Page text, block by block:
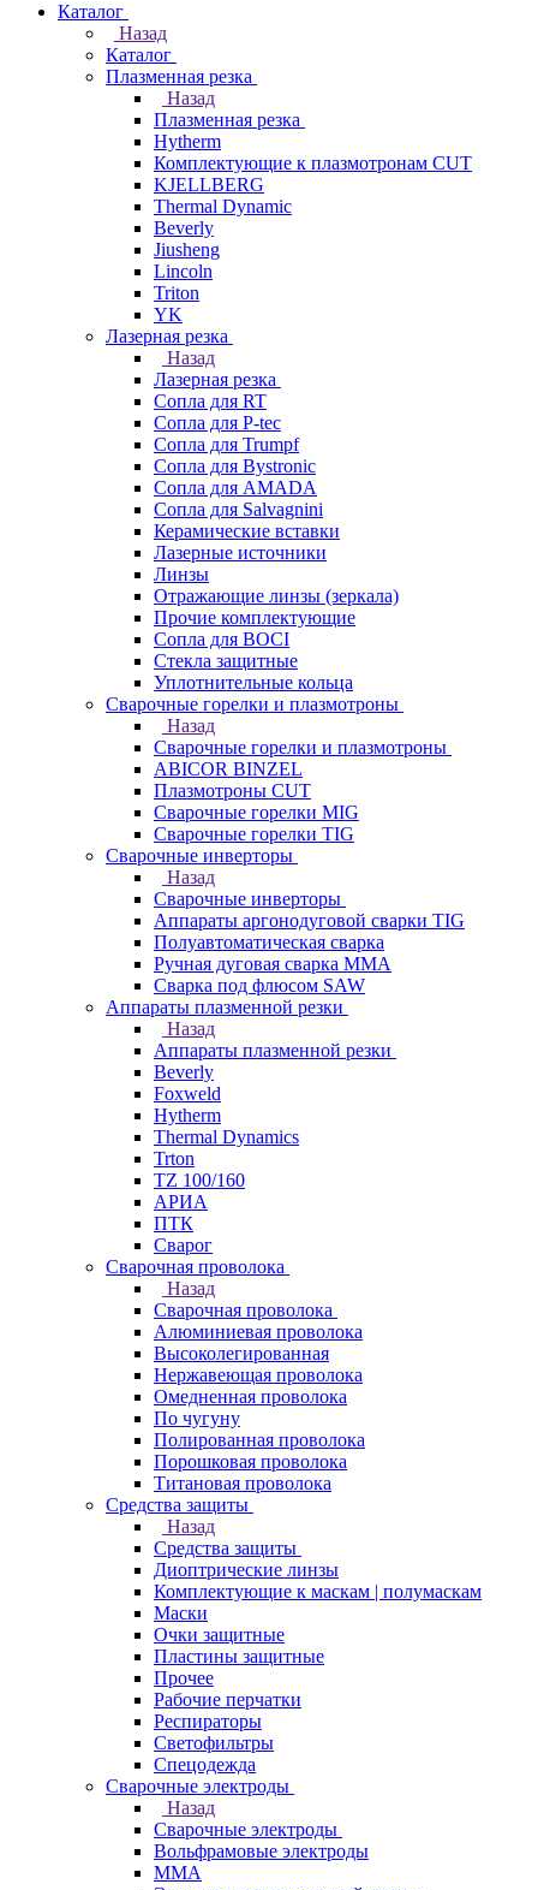
Каталог
Назад
Каталог
Плазменная резка
Назад
Плазменная резка
Hytherm
Комплектующие к плазмотронам CUT
KJELLBERG
Thermal Dynamic
Beverly
Jiusheng
Lincoln
Triton
YK
Лазерная резка
Назад
Лазерная резка
Сопла для RT
Сопла для P-tec
Сопла для Trumpf
Сопла для Bystronic
Сопла для AMADA
Сопла для Salvagnini
Керамические вставки
Лазерные источники
Линзы
Отражающие линзы (зеркала)
Прочие комплектующие
Сопла для BOCI
Стекла защитные
Уплотнительные кольца
Сварочные горелки и плазмотроны
Назад
Сварочные горелки и плазмотроны
ABICOR BINZEL
Плазмотроны CUT
Сварочные горелки MIG
Сварочные горелки TIG
Сварочные инверторы
Назад
Сварочные инверторы
Аппараты аргонодуговой сварки TIG
Полуавтоматическая сварка
Ручная дуговая сварка MMA
Сварка под флюсом SAW
Аппараты плазменной резки
Назад
Аппараты плазменной резки
Beverly
Foxweld
Hytherm
Thermal Dynamics
Trton
TZ 100/160
АРИА
ПТК
Сварог
Сварочная проволока
Назад
Сварочная проволока
Алюминиевая проволока
Высоколегированная
Нержавеющая проволока
Омедненная проволока
По чугуну
Полированная проволока
Порошковая проволока
Титановая проволока
Средства защиты
Назад
Средства защиты
Диоптрические линзы
Комплектующие к маскам | полумаскам
Маски
Очки защитные
Пластины защитные
Прочее
Рабочие перчатки
Респираторы
Светофильтры
Спецодежда
Сварочные электроды
Назад
Сварочные электроды
Вольфрамовые электроды
ММА